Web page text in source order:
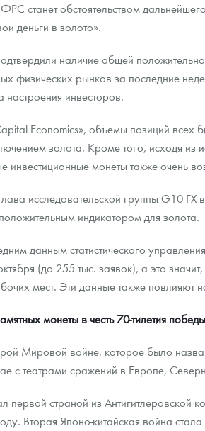
металлов
станет обстоятельством
деньги в золото».
наличие общей
физических рынков за последние
инвесторов.
Economics», объемы позиций
золота. Кроме того, исходя из
инвестиционные монеты также очень
исследовательской группы G10 FX
индикатором для золота.
данным статистического
(до 255 тыс. заявок), а это
мест. Эти данные также повлияют
монеты в честь 70-тилетия
Мировой войне, которое было
с театрами сражений в Европе,
первой страной из Антигитлеровской
Вторая Японо-китайская война